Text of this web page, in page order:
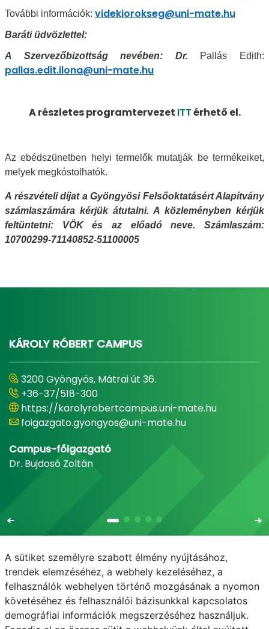
További információk: videkiorokseg@uni-mate.hu
Baráti üdvözlettel:
A Szervezőbizottság nevében: Dr. Pallás Edith:
pallas.edit.ilona@uni-mate.hu
A részletes programtervezet ITTérhető el.
Az ebédszünetben helyi termelők mutatják be termékeiket,
melyek megkóstolhatók.
A részvételi díjat a Gyöngyösi Felsőoktatásért Alapítvány
számlaszámára kérjük átutalni. A közleményben kérjük
feltüntetni: VÖK és az előadó neve. Számlaszám:
10700299-71140852-51100005
KÁROLY RÓBERT CAMPUS
3200 Gyöngyös, Mátrai út 36.
+36-37/518-300
https://karolyrobertcampus.uni-mate.hu
foigazgato.gyongyos@uni-mate.hu
Campus-főigazgató
Dr. Bujdosó Zoltán
E-mail Telefonkönyv NEPTUN
E-learning
Adatvédelem
A sütiket személyre szabott élmény nyújtásához,
trendek elemzéséhez, a webhely kezeléséhez, a
felhasználók webhelyen történő mozgásának a nyomon
követéséhez és felhasználói bázisunkkal kapcsolatos
demográfiai információk megszerzéséhez használjuk.